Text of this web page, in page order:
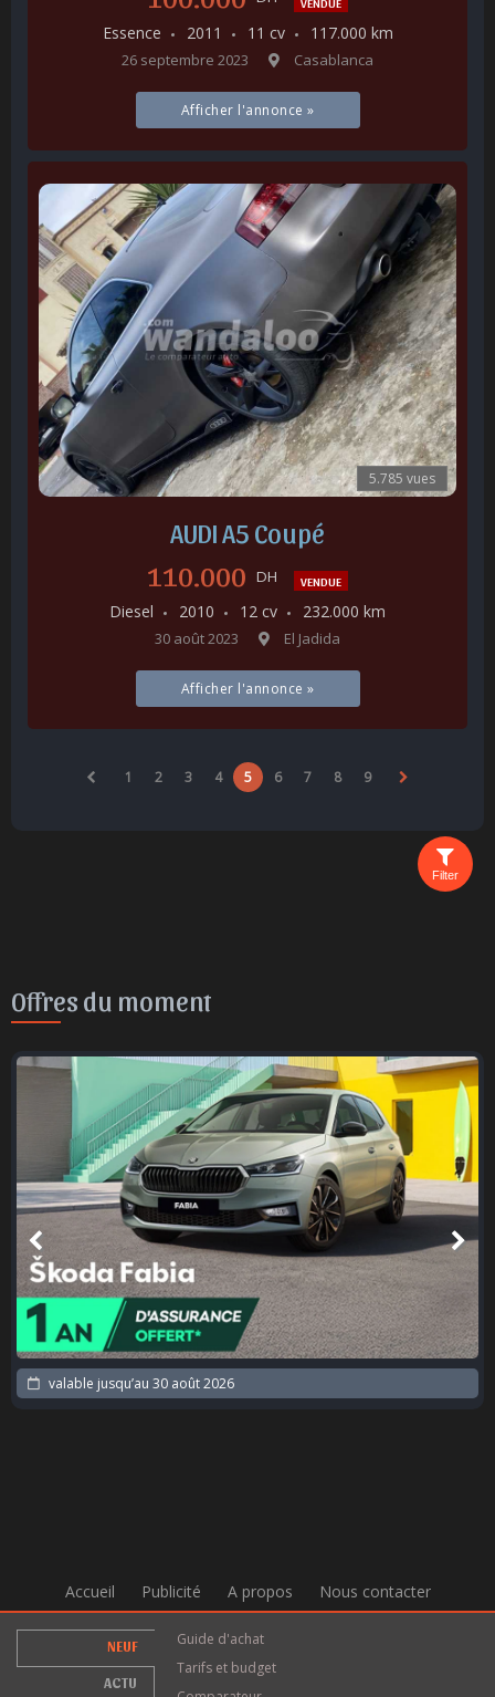
Essence 2011 11 cv 117.000 km
26 septembre 2023 Casablanca
Afficher l'annonce »
5.785 vues
AUDI A5 Coupé
110.000 DH VENDUE
Diesel 2010 12 cv 232.000 km
30 août 2023 El Jadida
Afficher l'annonce »
1 2 3 4 5 6 7 8 9
Filter
Offres du moment
valable jusqu’au 30 août 2026
Accueil Publicité A propos Nous contacter
NEUF
ACTU
Guide d'achat
Tarifs et budget